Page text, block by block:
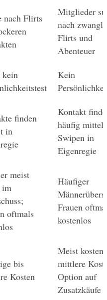
nach Flirts
Mitglieder
nach
Flirts und
Abenteuer
Kein
finden
in
Kontakt
häufig mittels
Swipen in
Eigenregie
meist
oftmals
Häufiger
Frauen
kostenlos
bis
Kosten
Meist
mittlere
Option auf
Zusatzkäufe